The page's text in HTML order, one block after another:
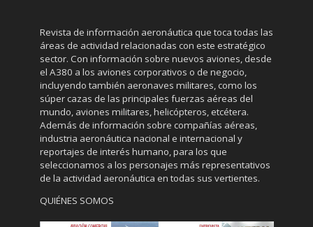
Revista de información aeronáutica que toca todas las
áreas de actividad relacionadas con este estratégico
sector. Con información sobre nuevos aviones, desde
el A380 a los aviones corporativos o de negocio,
incluyendo también aeronaves militares, como los
súper cazas de las principales fuerzas aéreas del
mundo, aviones militares, helicópteros, etcétera.
Además de información sobre compañías aéreas,
industria aeronáutica nacional e internacional y
reportajes de interés humano, para los que
seleccionamos a los personajes más representativos
de la actividad aeronáutica en todas sus vertientes.
QUIÉNES SOMOS